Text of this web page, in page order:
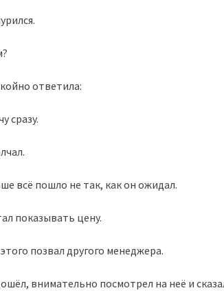
ответила:
сразу.
всё пошло не так, как он ожидал.
показывать цену.
позвал другого менеджера.
внимательно посмотрел на неё и